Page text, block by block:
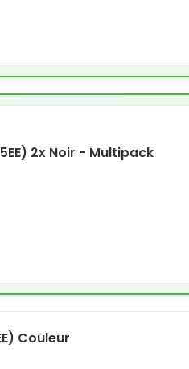
2x Noir - Multipack
Couleur